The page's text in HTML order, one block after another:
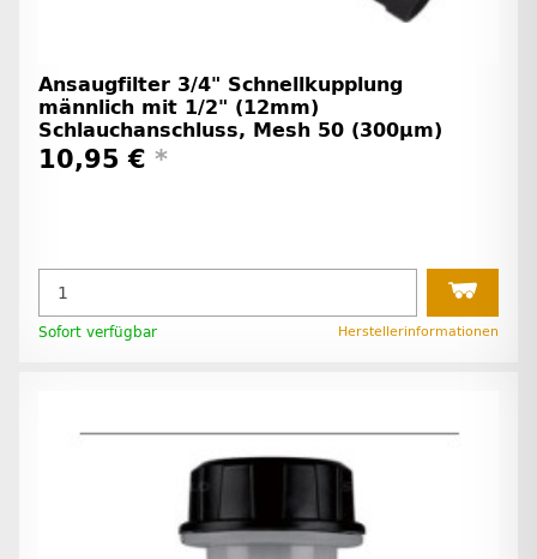
Ansaugfilter 3/4" Schnellkupplung
männlich mit 1/2" (12mm)
Schlauchanschluss, Mesh 50 (300µm)
10,95 € *
Sofort verfügbar Herstellerinformationen